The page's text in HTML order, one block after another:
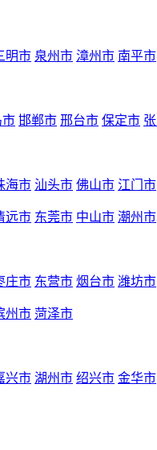
明市 泉州市 漳州市 南平市
市 邯郸市 邢台市 保定市
海市 汕头市 佛山市 江门市
远市 东莞市 中山市 潮州市
庄市 东营市 烟台市 潍坊市
州市 菏泽市
兴市 湖州市 绍兴市 金华市